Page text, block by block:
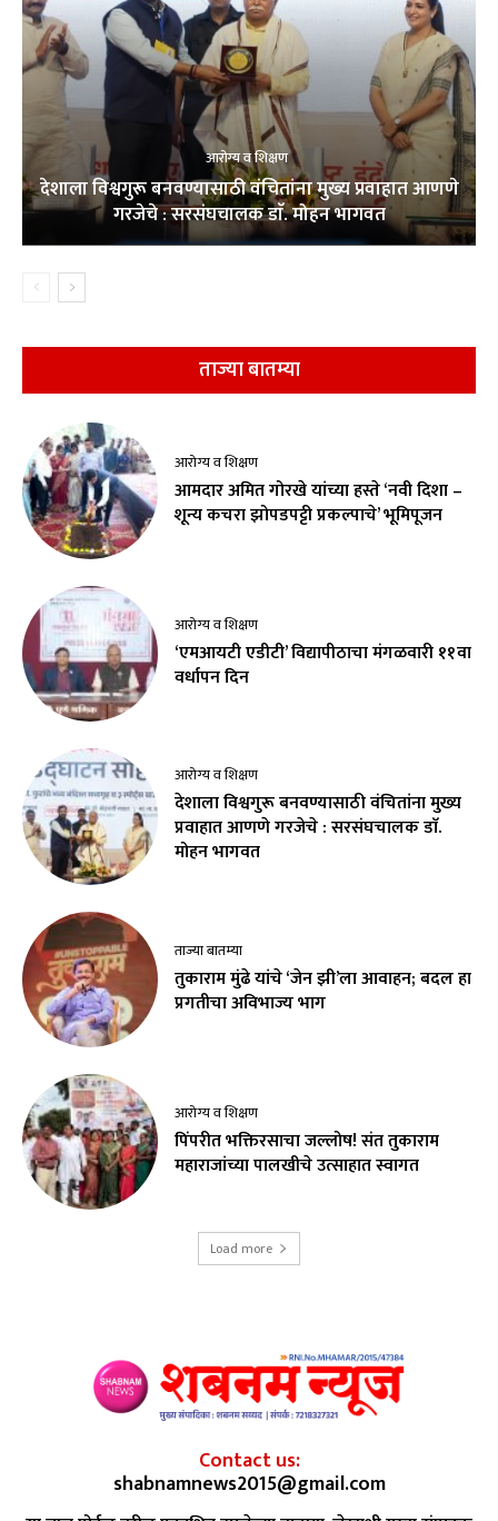
आरोग्य व शिक्षण
देशाला विश्वगुरू बनवण्यासाठी वंचितांना मुख्य प्रवाहात आणणे
गरजेचे : सरसंघचालक डाॅ. मोहन भागवत
ताज्या बातम्या
आरोग्य व शिक्षण
आमदार अमित गोरखे यांच्या हस्ते ‘नवी दिशा –
शून्य कचरा झोपडपट्टी प्रकल्पाचे’ भूमिपूजन
आरोग्य व शिक्षण
‘एमआयटी एडीटी’ विद्यापीठाचा मंगळवारी ११वा
वर्धापन दिन
आरोग्य व शिक्षण
देशाला विश्वगुरू बनवण्यासाठी वंचितांना मुख्य
प्रवाहात आणणे गरजेचे : सरसंघचालक डाॅ.
मोहन भागवत
ताज्या बातम्या
तुकाराम मुंढे यांचे ‘जेन झी’ला आवाहन; बदल हा
प्रगतीचा अविभाज्य भाग
आरोग्य व शिक्षण
पिंपरीत भक्तिरसाचा जल्लोष! संत तुकाराम
महाराजांच्या पालखीचे उत्साहात स्वागत
Load more
Contact us:
shabnamnews2015@gmail.com